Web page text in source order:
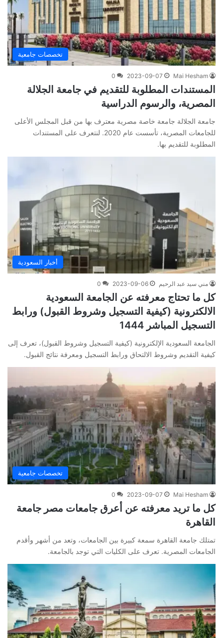
تخصصات جامعية
Mai Hesham
2023-09-07
0
المستندات المطلوبة للتقديم في جامعة الجلالة
المصرية، والرسوم الدراسية
جامعة الجلالة جامعة خاصة مصرية معترف بها من قبل المجلس الأعلى
للجامعات المصرية، تأسست عام 2020. لنتعرف على المستندات
المطلوبة للتقديم بها.
أخبار السعودية
مني سيد عبد الرحيم 2023-09-06
0
كل ما تحتاج معرفته عن الجامعة السعودية
الالكترونية (كيفية التسجيل وشروط القبول) ورابط
التسجيل المباشر 1444
الجامعة السعودية الإلكترونية (كيفية التسجيل وشروط القبول)، تعرف إلى
كيفية التقديم وشروط الالتحاق ورابط التسجيل ومعرفة نتائج القبول.
تخصصات جامعية
Mai Hesham
2023-09-07
0
كل ما تريد معرفته عن أعرق جامعات مصر جامعة
القاهرة
تمتلك جامعة القاهرة سمعة كبيرة بين الجامعات، وتعد من أشهر وأقدم
الجامعات المصرية. تعرف على الكليات التي توجد بالجامعة.